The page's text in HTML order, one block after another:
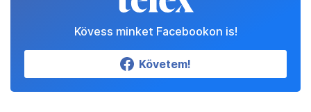
Kövess minket Facebookon is!
Követem!